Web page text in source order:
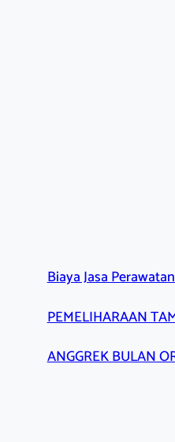
Biaya Jasa
PEMELIHARAAN
ANGGREK BULAN